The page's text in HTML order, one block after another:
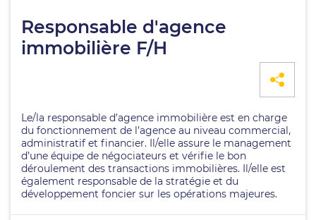
Responsable d'agence
immobilière F/H
Le/la responsable d’agence immobilière est en charge
du fonctionnement de l’agence au niveau commercial,
administratif et financier. Il/elle assure le management
d’une équipe de négociateurs et vérifie le bon
déroulement des transactions immobilières. Il/elle est
également responsable de la stratégie et du
développement foncier sur les opérations majeures.